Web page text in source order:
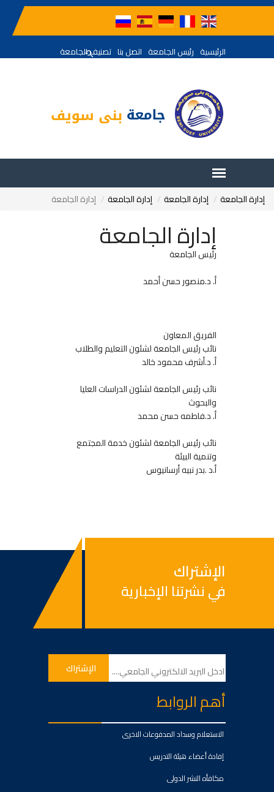
الرئيسية رئيس الجامعة اتصل بنا تصنيف الجامعة
إدارة الجامعة إدارة الجامعة إدارة الجامعة إدارة الجامعة
إدارة الجامعة
رئيس الجامعة
أ. د.منصور حسن أحمد
الفريق المعاون
نائب رئيس الجامعة لشئون التعليم والطلاب
أ. د.أشرف محمود خالد
نائب رئيس الجامعة لشئون الدراسات العليا
والبحوث
أ. د.فاطمه حسن محمد
نائب رئيس الجامعة لشئون خدمة المجتمع
وتنمية البيئة
أ.د .بدر نبيه أرسانيوس
الإشتراك
في نشرتنا الإخبارية
أهم الروابط
الاستعلام وسداد المدفوعات الاخرى
إفادة أعضاء هيئة التدريس
مكافأه النشر الدولى